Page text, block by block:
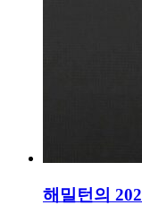
해밀턴의